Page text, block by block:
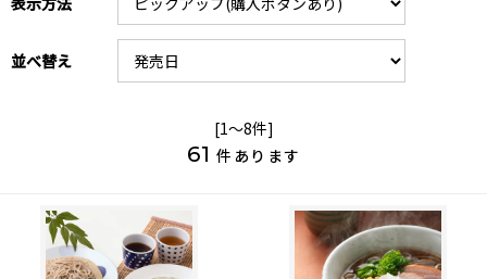
並べ替え
[1～8件]
61 件あります